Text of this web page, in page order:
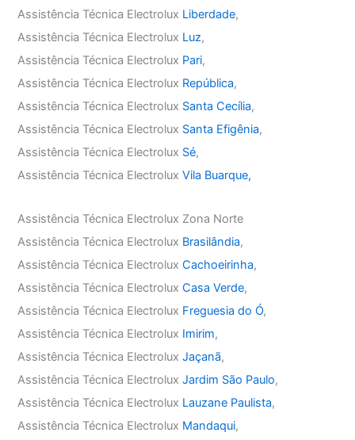
Assistência Técnica Electrolux Liberdade,
Assistência Técnica Electrolux Luz,
Assistência Técnica Electrolux Pari,
Assistência Técnica Electrolux República,
Assistência Técnica Electrolux Santa Cecília,
Assistência Técnica Electrolux Santa Efigênia,
Assistência Técnica Electrolux Sé,
Assistência Técnica ElectroluxVila Buarque,
Assistência Técnica Electrolux Zona Norte
Assistência Técnica Electrolux Brasilândia,
Assistência Técnica ElectroluxCachoeirinha,
Assistência Técnica ElectroluxCasa Verde,
Assistência Técnica Electrolux Freguesia do Ó,
Assistência Técnica Electrolux Imirim,
Assistência Técnica ElectroluxJaçanã,
Assistência Técnica ElectroluxJardim São Paulo,
Assistência Técnica Electrolux Lauzane Paulista,
Assistência Técnica Electrolux Mandaqui,